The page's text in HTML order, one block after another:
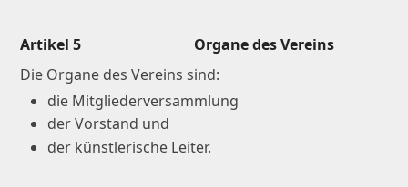
Artikel 5 Organe des Vereins
Die Organe des Vereins sind:
die Mitgliederversammlung
der Vorstand und
der künstlerische Leiter.